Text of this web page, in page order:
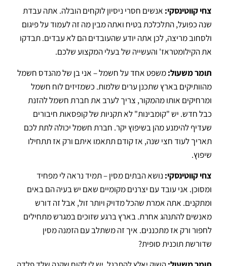
צחי קווטינסקי: אנשים חסרי ניסיון לוקחים הובלה. אתה עבדת
שנה כפועל, התלכלכת בטיח ואתה מבין מה זה לעמוד על פיגום
ולסחוב מריצה, לכן אתה יודע שהעובדים הם לא עבדים.תבדקו
את הקילומטראז' והעשייה של בעלי המקצוע שלכם.
תומר משעול:משפט אחד על חשמל – אני בן של מהנדס חשמל
מהוותיקים בארץ שתכנן ערים שלמות. כשמזיזים לוח חשמל
ומרחיקים אותו מהמקור, צריך לערב את חברת חשמל להזנת
כבל חדש. יש "קומבינות" לא תקניות של קופסאות חיבורים
שעדיף להימנע מהן בשיפוץ יקר. חברת חשמל יכולה לתת לכם
תאריך לעוד חצי שנה, אז קודם תתאמו איתם ורק אז תתחילו
שיפוץ.
צחי קווטינסקי: נושא הבתים מסין – תמיד נראה לי מפחיד
ומסוכן. אני עובד עם יצרנים מקומיים שאם יש בעיה הם באים
ומתקנים. אתה אמרת שהכל מדויק ויותר זול, אבל זה דורש
מאנשים להתנהג אחרת.בארץ ברגע שזוכים במגרש מתחילים
לחפור ורק אז מתכננים. איך זה משתלב עם הזמנה מסין
שדורשת תוכנית סופית?